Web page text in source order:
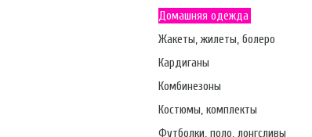
Домашняя одежда
Жакеты, жилеты, болеро
Кардиганы
Комбинезоны
Костюмы, комплекты
Футболки, поло, лонгсливы